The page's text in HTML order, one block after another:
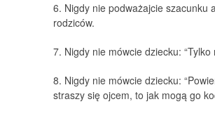
6. Nigdy nie podważajcie szacunku
rodziców.
7. Nigdy nie mówcie dziecku:
8. Nigdy nie mówcie dziecku:
straszy się ojcem, to jak mogą go